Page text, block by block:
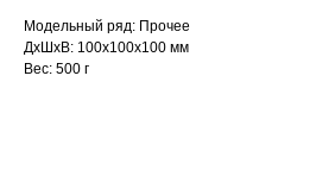
Модельный ряд: Прочее
ДxШxВ: 100x100x100 мм
Вес: 500 г